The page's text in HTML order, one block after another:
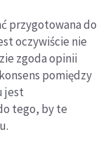
przygotowana do
oczywiście nie
zgoda opinii
pomiędzy
jest
tego, by te